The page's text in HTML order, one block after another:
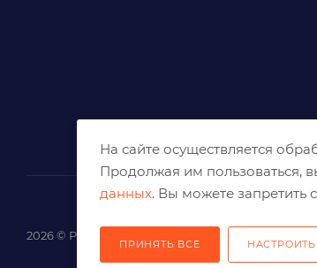
2026 © Решения для эффективного шлифования
На сайте осуществляется
Продолжая им пользоваться,
данных. Вы можете запретить
ПРИНЯТЬ ВСЕ НАСТРОИТЬ